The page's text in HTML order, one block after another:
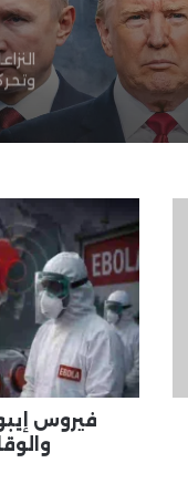
إيبولا:
الأعراض
وطرق
العدوى
والوقاية
من
المرض
القاتل
فيروس